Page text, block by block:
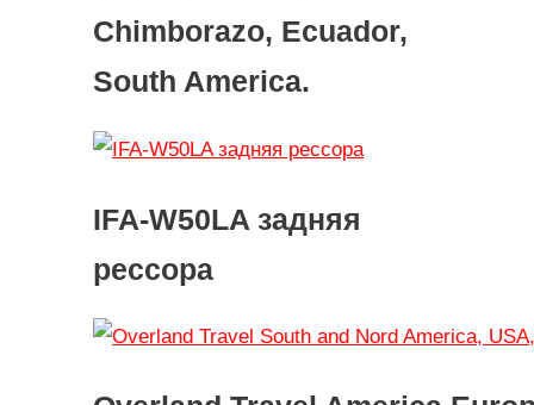
Chimborazo, Ecuador,
South America.
IFA-W50LA задняя
рессора